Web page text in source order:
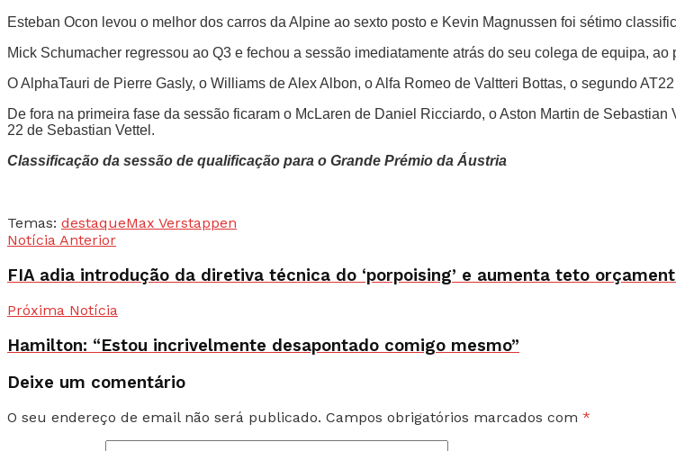
Esteban Ocon levou o melhor dos carros da Alpine ao sexto posto e Kevin Magnussen foi sétimo
Mick Schumacher regressou ao Q3 e fechou a sessão imediatamente atrás do seu colega de equipa,
O AlphaTauri de Pierre Gasly, o Williams de Alex Albon, o Alfa Romeo de Valtteri Bottas, o segundo
De fora na primeira fase da sessão ficaram o McLaren de Daniel Ricciardo, o Aston Martin de
22 de Sebastian Vettel.
Classificação da sessão de qualificação para o Grande Prémio da Áustria
Temas: destaqueMax Verstappen
Notícia Anterior
FIA adia introdução da diretiva técnica do ‘porpoising’ e aumenta teto
Próxima Notícia
Hamilton: “Estou incrivelmente desapontado comigo mesmo”
Deixe um comentário
O seu endereço de email não será publicado. Campos obrigatórios marcados com *